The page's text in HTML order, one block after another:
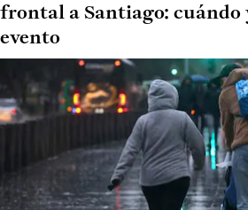
frontal a Santiago: cuándo
evento